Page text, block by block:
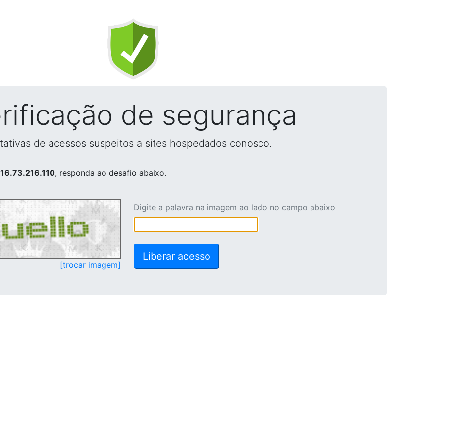
de segurança
de acessos suspeitos a sites hospedados conosco.
, responda ao desafio abaixo.
[trocar imagem]
Digite a palavra na imagem ao lado no campo abaixo